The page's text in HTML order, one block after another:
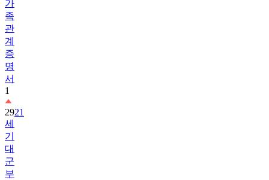
가
족
관
계
증
명
서
1
2921
세
기
대
군
부